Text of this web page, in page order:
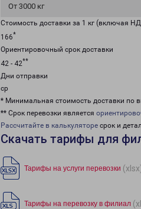
От 3000 кг
Стоимость доставки за 1 кг (включая
166*
Ориентировочный срок доставки
42 - 42**
Дни отправки
ср
* Минимальная стоимость доставки по
** Срок перевозки является
Рассчитайте в калькуляторе срок и
Скачать тарифы для
Тарифы на услуги перевозки
Тарифы на перевозку в филиал